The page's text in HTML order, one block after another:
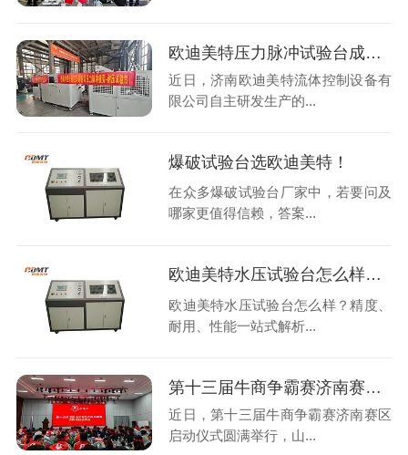
欧迪美特压力脉冲试验台成功交付中国计量院
近日，济南欧迪美特流体控制设备有
限公司自主研发生产的...
爆破试验台选欧迪美特！
在众多爆破试验台厂家中，若要问及
哪家更值得信赖，答案...
欧迪美特水压试验台怎么样？精度、耐用、性能一站式解析
欧迪美特水压试验台怎么样？精度、
耐用、性能一站式解析...
第十三届牛商争霸赛济南赛区启动仪式圆满举行
近日，第十三届牛商争霸赛济南赛区
启动仪式圆满举行，山...